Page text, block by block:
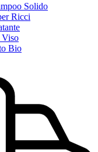
Solido
Ricci
Viso
Bio